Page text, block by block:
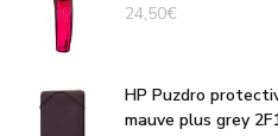
24,50€
HP Puzdro
mauve plus grey